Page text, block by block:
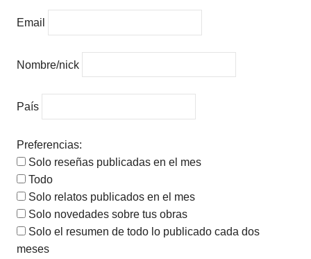
Email
Nombre/nick
País
Preferencias:
Solo reseñas publicadas en el mes
Todo
Solo relatos publicados en el mes
Solo novedades sobre tus obras
Solo el resumen de todo lo publicado cada dos
meses